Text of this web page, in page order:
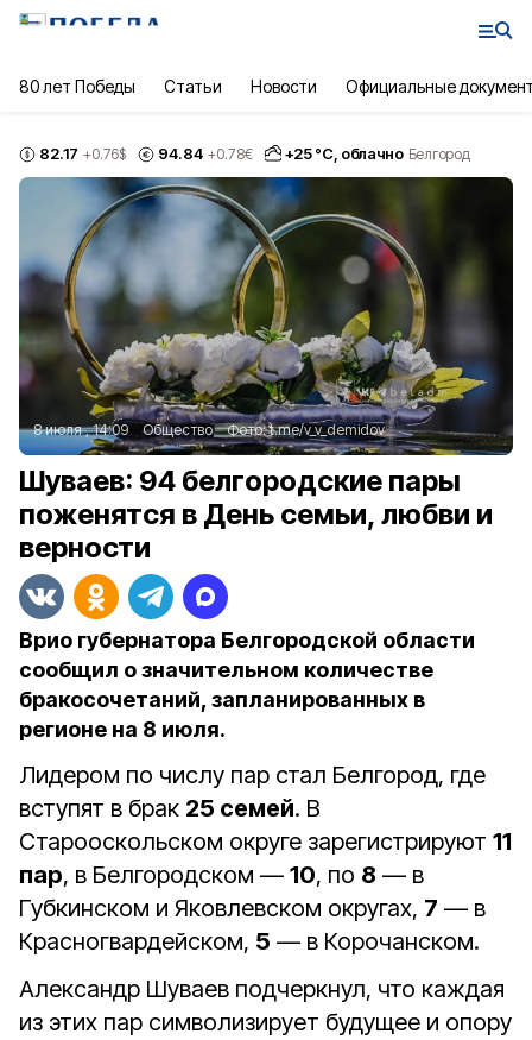
80 лет Победы Статьи Новости Официальные
82.17 +0.76$ 94.84 +0.78€ +25°С, облачно Белгород
8 июля , 14:09 Общество Фото:t.me/v_v_demidov
Шуваев: 94 белгородские пары
поженятся в День семьи, любви и
верности
Врио губернатора Белгородской области
сообщил о значительном количестве
бракосочетаний, запланированных в
регионе на 8 июля.
Лидером по числу пар стал Белгород, где
вступят в брак 25 семей. В
Старооскольском округе зарегистрируют 11
пар, в Белгородском — 10, по 8 — в
Губкинском и Яковлевском округах, 7 — в
Красногвардейском, 5 — в Корочанском.
Александр Шуваев подчеркнул, что каждая
из этих пар символизирует будущее и опору